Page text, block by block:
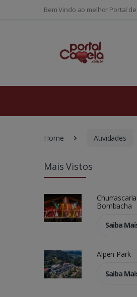
Bem Vindo ao melhor Portal
Home Atividades
Mais Vistos
Bombacha
Saiba
Alpen Park
Saiba